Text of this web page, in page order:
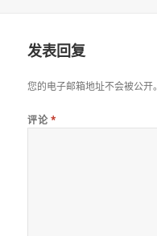
发表回复
您的电子邮箱地址不会被公开。
评论 *